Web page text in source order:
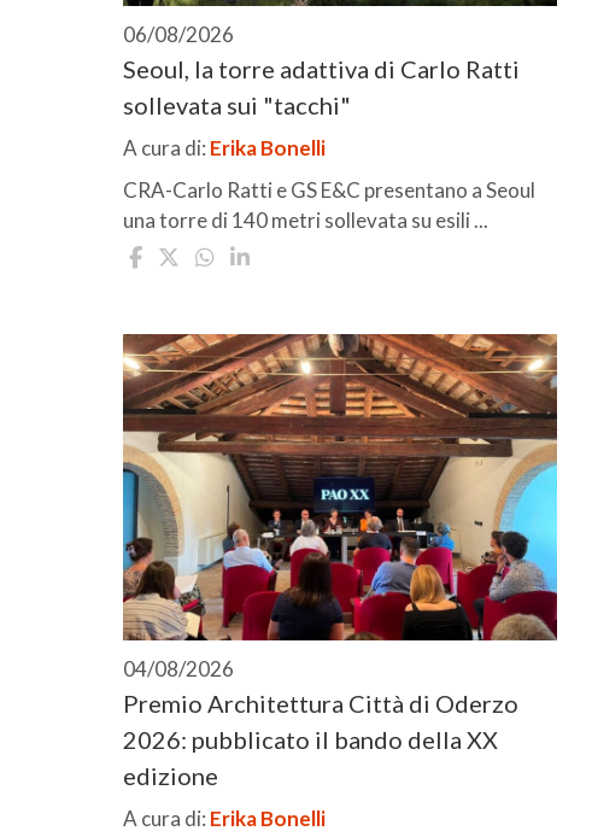
06/08/2026
Seoul, la torre adattiva di Carlo Ratti
sollevata sui "tacchi"
A cura di: Erika Bonelli
CRA-Carlo Ratti e GS E&C presentano a Seoul
una torre di 140 metri sollevata su esili ...
04/08/2026
Premio Architettura Città di Oderzo
2026: pubblicato il bando della XX
edizione
A cura di: Erika Bonelli